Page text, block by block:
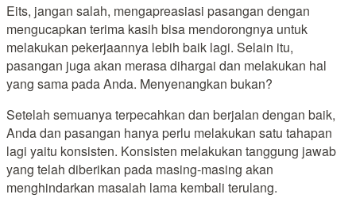
Eits, jangan salah, mengapreasiasi pasangan dengan
mengucapkan terima kasih bisa mendorongnya untuk
melakukan pekerjaannya lebih baik lagi. Selain itu,
pasangan juga akan merasa dihargai dan melakukan hal
yang sama pada Anda. Menyenangkan bukan?
Setelah semuanya terpecahkan dan berjalan dengan baik,
Anda dan pasangan hanya perlu melakukan satu tahapan
lagi yaitu konsisten. Konsisten melakukan tanggung jawab
yang telah diberikan pada masing-masing akan
menghindarkan masalah lama kembali terulang.